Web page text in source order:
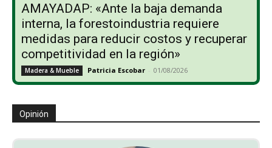
AMAYADAP: «Ante la baja demanda
interna, la forestoindustria requiere
medidas para reducir costos y recuperar
competitividad en la región»
Madera & Mueble Patricia Escobar - 01/08/2026
Opinión